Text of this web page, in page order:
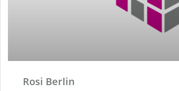
Rosi Berlin